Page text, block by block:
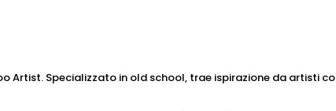
Artist. Specializzato in old school, trae ispirazione da artisti